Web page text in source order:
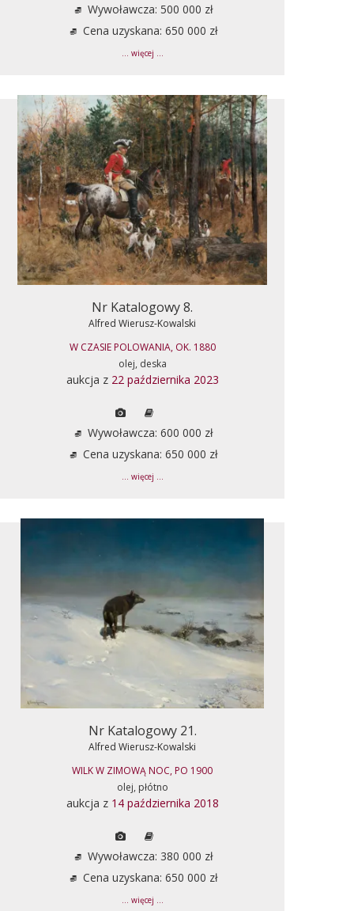
Wywoławcza: 500 000 zł
Cena uzyskana: 650 000 zł
... więcej ...
Nr Katalogowy 8.
Alfred Wierusz-Kowalski
W CZASIE POLOWANIA, OK. 1880
olej, deska
aukcja z 22 października 2023
Wywoławcza: 600 000 zł
Cena uzyskana: 650 000 zł
... więcej ...
Nr Katalogowy 21.
Alfred Wierusz-Kowalski
WILK W ZIMOWĄ NOC, PO 1900
olej, płótno
aukcja z 14 października 2018
Wywoławcza: 380 000 zł
Cena uzyskana: 650 000 zł
... więcej ...